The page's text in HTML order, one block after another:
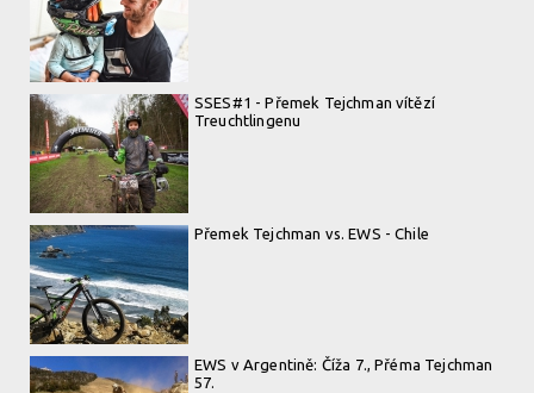
SSES#1 - Přemek Tejchman vítězí
Treuchtlingenu
Přemek Tejchman vs. EWS - Chile
EWS v Argentině: Číža 7., Přéma Tejchman
57.